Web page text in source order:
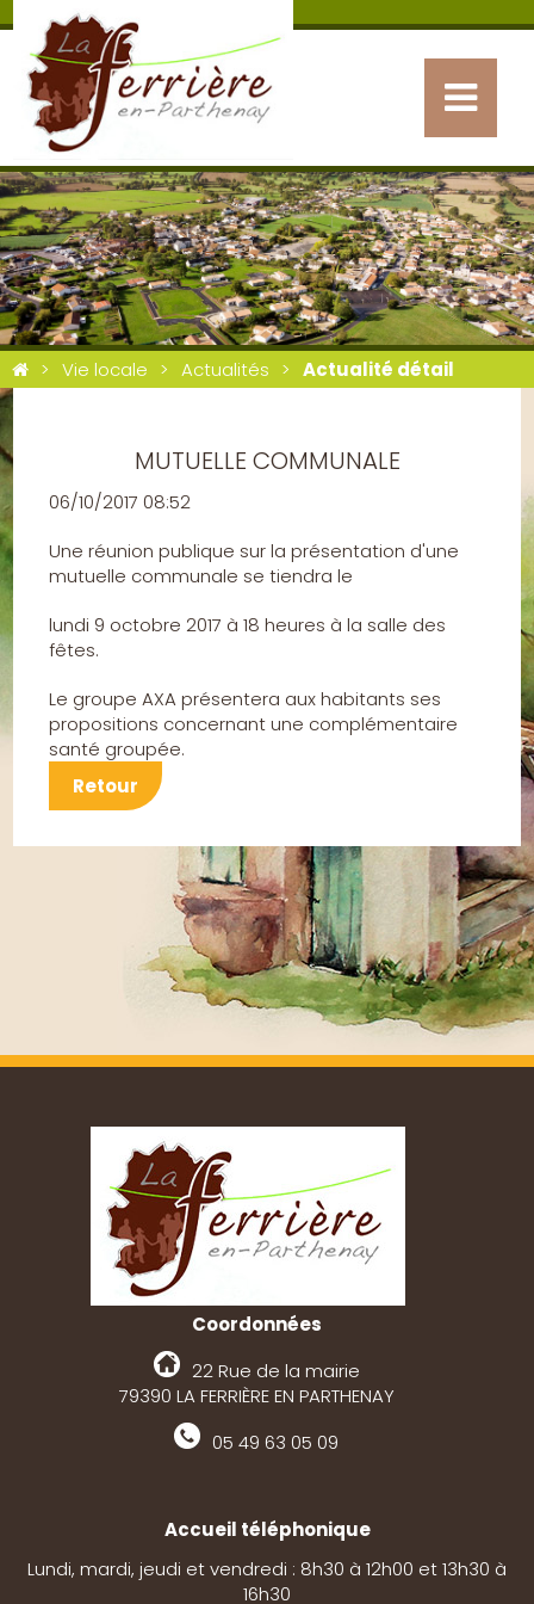
Vie locale Actualités Actualité détail
MUTUELLE COMMUNALE
06/10/2017 08:52
Une réunion publique sur la présentation d'une
mutuelle communale se tiendra le
lundi 9 octobre 2017 à 18 heures à la salle des
fêtes.
Le groupe AXA présentera aux habitants ses
propositions concernant une complémentaire
santé groupée.
Retour
Coordonnées
22 Rue de la mairie
79390 LA FERRIÈRE EN PARTHENAY
05 49 63 05 09
Accueil téléphonique
Lundi, mardi, jeudi et vendredi : 8h30 à 12h00 et 13h30 à
16h30